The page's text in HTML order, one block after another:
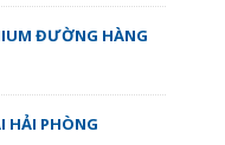
ĐƯỜNG HÀNG
HẢI PHÒNG